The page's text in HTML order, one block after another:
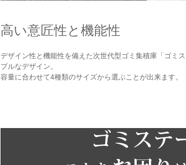
高い意匠性と機能性
デザイン性と機能性を備えた次世代型ゴミ集積庫「ゴミ
プルなデザイン。
容量に合わせて4種類のサイズから選ぶことが出来ます。